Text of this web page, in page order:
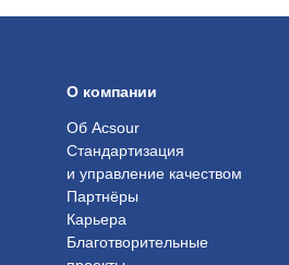
О компании
Об Acsour
Стандартизация
и управление качеством
Партнёры
Карьера
Благотворительные